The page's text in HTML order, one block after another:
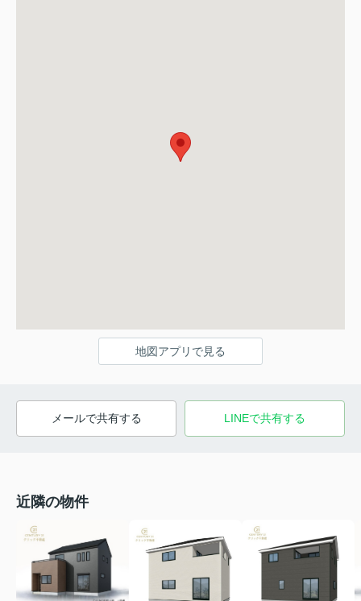
地図アプリで見る
メールで共有する LINEで共有する
近隣の物件